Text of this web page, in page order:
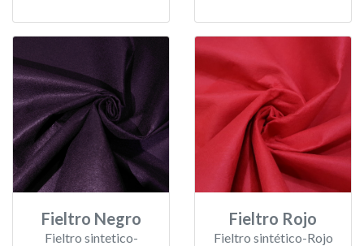
Fieltro Negro
Fieltro sintetico-
Fieltro Rojo
Fieltro sintético-Rojo